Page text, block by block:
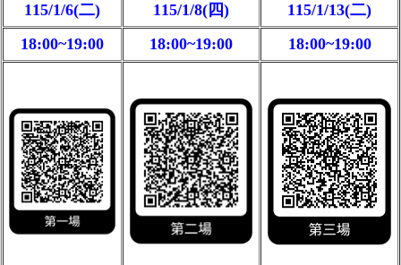
115/1/6(二) 115/1/8(四)
115/1/13(二)
18:00~19:00
18:00~19:00 18:00~19:00